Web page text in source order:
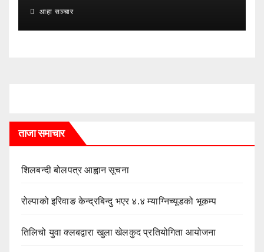
आहा सञ्चार
ताजा समाचार
शिलबन्दी बोलपत्र आह्वान सूचना
रोल्पाको इरिवाङ केन्द्रबिन्दु भएर ४.४ म्याग्निच्यूडको भूकम्प
तिलिचो युवा क्लबद्वारा खुला खेलकुद प्रतियोगिता आयोजना